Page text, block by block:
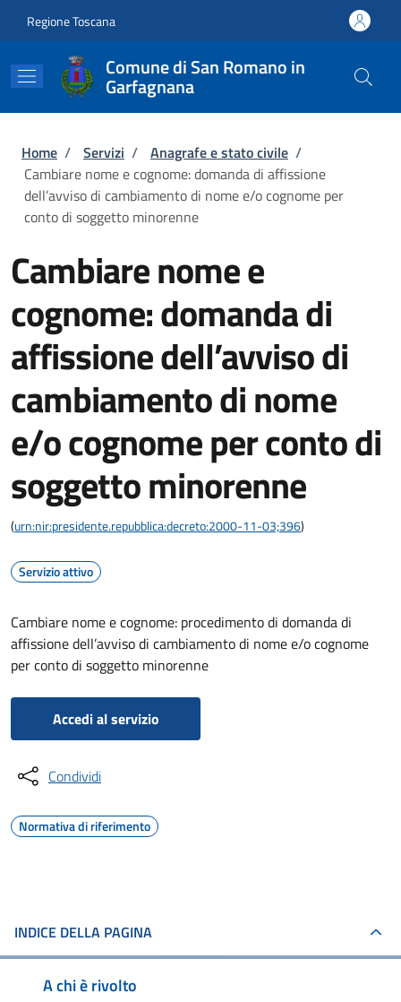
Regione Toscana
Comune di San Romano in
Garfagnana
Briciole di pane
Home / Servizi / Anagrafe e stato civile /
Cambiare nome e cognome: domanda di affissione
dell’avviso di cambiamento di nome e/o cognome per
conto di soggetto minorenne
Cambiare nome e
cognome: domanda di
affissione dell’avviso di
cambiamento di nome
e/o cognome per conto di
soggetto minorenne
(urn:nir:presidente.repubblica:decreto:2000-11-03;396)
Servizio attivo
Cambiare nome e cognome: procedimento di domanda di
affissione dell’avviso di cambiamento di nome e/o cognome
per conto di soggetto minorenne
Accedi al servizio
Condividi
Normativa di riferimento
INDICE DELLA PAGINA
A chi è rivolto